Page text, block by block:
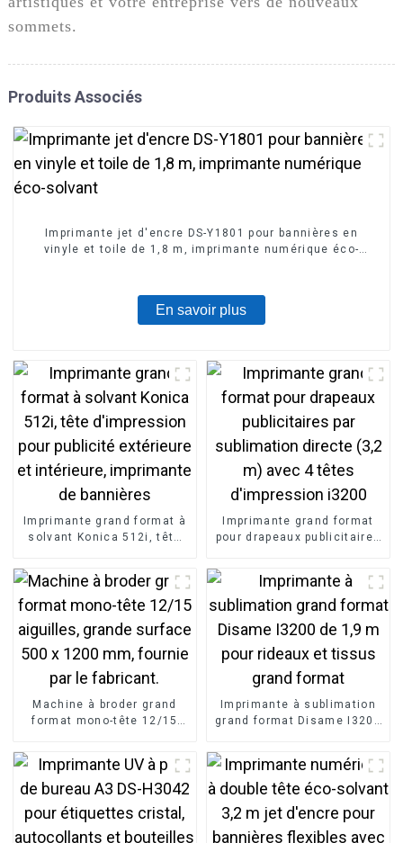
sommets.
Produits Associés
Imprimante jet d'encre DS-Y1801 pour bannières en
vinyle et toile de 1,8 m, imprimante numérique éco-
En savoir plus
Imprimante grand format à
solvant Konica 512i, tête
imprimante de bannières
Imprimante grand format
pour drapeaux publicitaires
d'impression i3200
Machine à broder grand
format mono-tête 12/15
500 x 1200 mm, fournie par
le fabricant.
Imprimante à sublimation
grand format Disame I3200